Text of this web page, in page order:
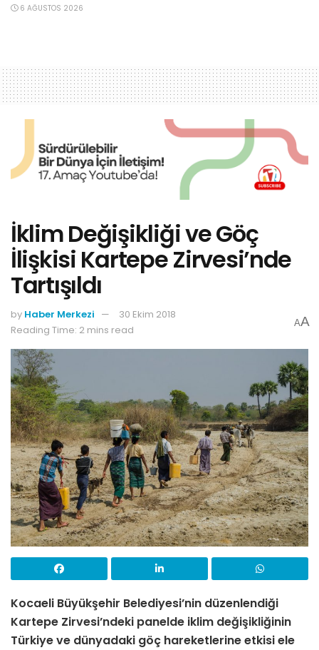
6 AĞUSTOS 2026
İklim Değişikliği ve Göç
İlişkisi Kartepe Zirvesi’nde
Tartışıldı
by Haber Merkezi
30 Ekim 2018
Reading Time: 2 mins read
AA
Kocaeli Büyükşehir Belediyesi’nin düzenlendiği
Kartepe Zirvesi’ndeki panelde iklim değişikliğinin
Türkiye ve dünyadaki göç hareketlerine etkisi ele